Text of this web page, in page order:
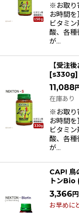
※お取り
お時間
ビタミ
酸、各種
が…
【受注
[s330g]
11,088
在庫あり
※お取り
お時間
ビタミ
酸、各種
が…
CAP!
トン
3,366円
お早めに